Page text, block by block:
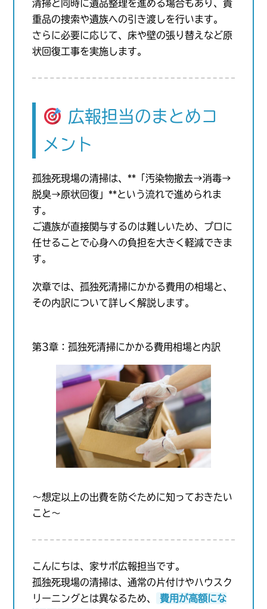
清掃と同時に遺品整理を進める場合もあり、貴
重品の捜索や遺族への引き渡しを行います。
さらに必要に応じて、床や壁の張り替えなど原
状回復工事を実施します。
広報担当のまとめコ
メント
孤独死現場の清掃は、**「汚染物撤去→消毒→
脱臭→原状回復」**という流れで進められま
す。
ご遺族が直接関与するのは難しいため、プロに
任せることで心身への負担を大きく軽減できま
す。
次章では、孤独死清掃にかかる費用の相場と、
その内訳について詳しく解説します。
第3章：孤独死清掃にかかる費用相場と内訳
〜想定以上の出費を防ぐために知っておきたい
こと〜
こんにちは、家サポ広報担当です。
孤独死現場の清掃は、通常の片付けやハウスク
リーニングとは異なるため、
費用が高額にな